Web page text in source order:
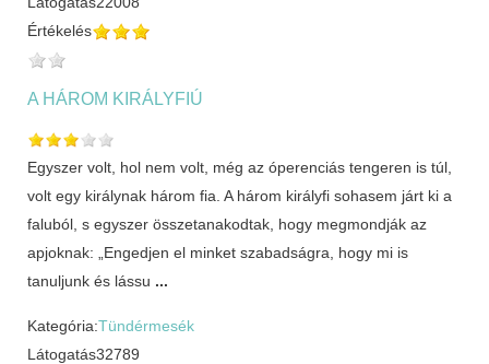
Értékelés
A HÁROM KIRÁLYFIÚ
Egyszer volt, hol nem volt, még az óperenciás tengeren is túl,
volt egy királynak három fia. A három királyfi sohasem járt ki a
faluból, s egyszer összetanakodtak, hogy megmondják az
apjoknak: „Engedjen el minket szabadságra, hogy mi is
tanuljunk és lássu ...
Kategória:Tündérmesék
Látogatás32789